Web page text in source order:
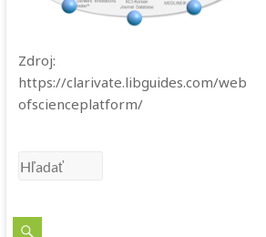
Zdroj:
https://clarivate.libguides.com/web
ofscienceplatform/